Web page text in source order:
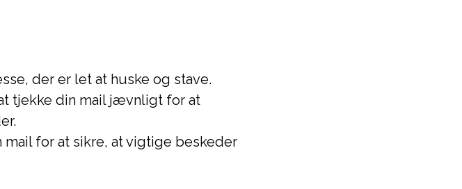
der er let at huske og stave.
tjekke din mail jævnligt for at
mail for at sikre, at vigtige beskeder